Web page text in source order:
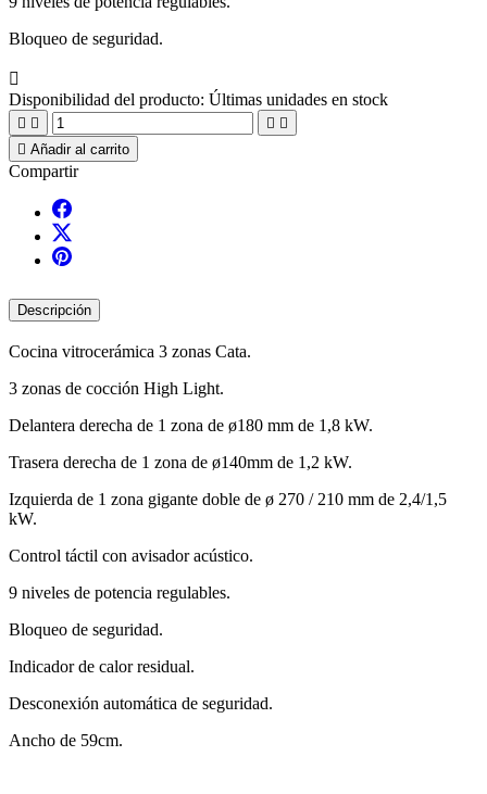
Bloqueo de seguridad.

Disponibilidad del producto: Últimas unidades en stock
   
 Añadir al carrito
Compartir
Descripción
Cocina vitrocerámica 3 zonas Cata.
3 zonas de cocción High Light.
Delantera derecha de 1 zona de ø180 mm de 1,8 kW.
Trasera derecha de 1 zona de ø140mm de 1,2 kW.
Izquierda de 1 zona gigante doble de ø 270 / 210 mm de 2,4/1,5
kW.
Control táctil con avisador acústico.
9 niveles de potencia regulables.
Bloqueo de seguridad.
Indicador de calor residual.
Desconexión automática de seguridad.
Ancho de 59cm.